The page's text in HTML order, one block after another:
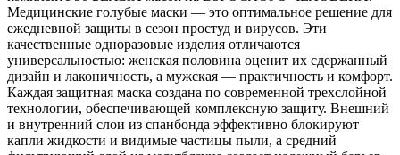
Медицинские голубые маски — это оптимальное решение для
ежедневной защиты в сезон простуд и вирусов. Эти
качественные одноразовые изделия отличаются
универсальностью: женская половина оценит их сдержанный
дизайн и лаконичность, а мужская — практичность и комфорт.
Каждая защитная маска создана по современной трехслойной
технологии, обеспечивающей комплексную защиту. Внешний
и внутренний слои из спанбонда эффективно блокируют
капли жидкости и видимые частицы пыли, а средний